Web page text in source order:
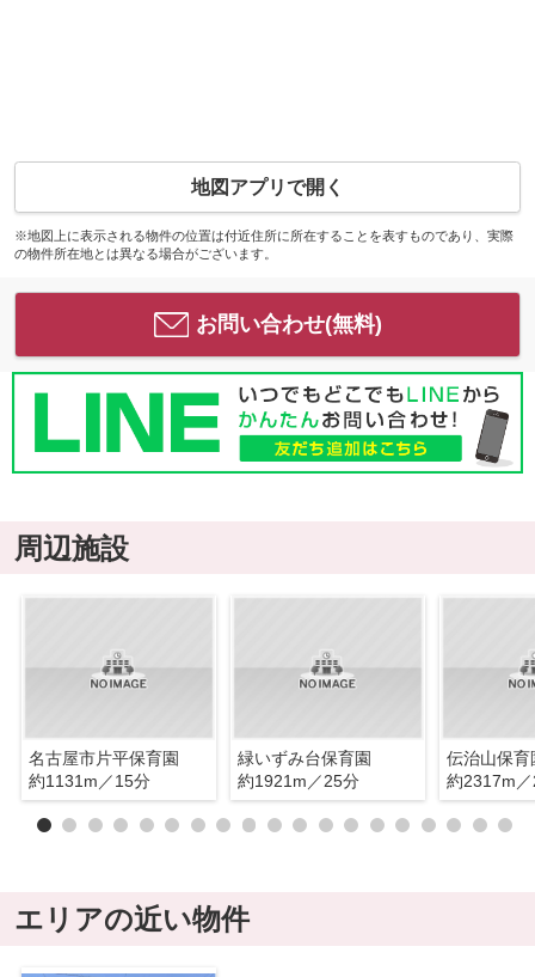
地図アプリで開く
※地図上に表示される物件の位置は付近住所に所在することを表すものであり、実際
の物件所在地とは異なる場合がございます。
お問い合わせ(無料)
周辺施設
名古屋市片平保育園
約1131m／15分
緑いずみ台保育園
約1921m／25分
伝治山保育
約2317m
エリアの近い物件